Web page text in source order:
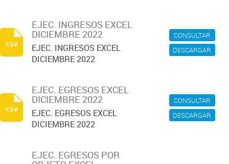
CONSULTAR
DESCARGAR
EJEC. INGRESOS EXCEL
DICIEMBRE 2022
EJEC. INGRESOS EXCEL
DICIEMBRE 2022
csv
CONSULTAR
DESCARGAR
EJEC. EGRESOS EXCEL
DICIEMBRE 2022
EJEC. EGRESOS EXCEL
DICIEMBRE 2022
csv
EJEC. EGRESOS POR